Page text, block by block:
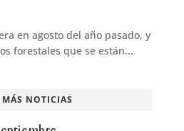
en agosto del año pasado, y
forestales que se están...
MÁS NOTICIAS